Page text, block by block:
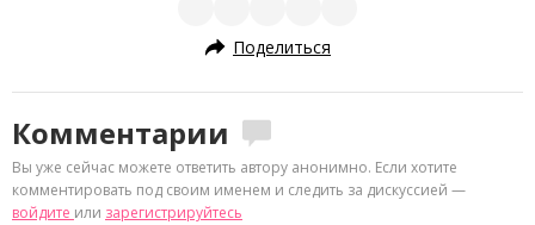
Поделиться
Комментарии
Вы уже сейчас можете ответить автору анонимно. Если хотите
комментировать под своим именем и следить за дискуссией —
войдите или зарегистрируйтесь